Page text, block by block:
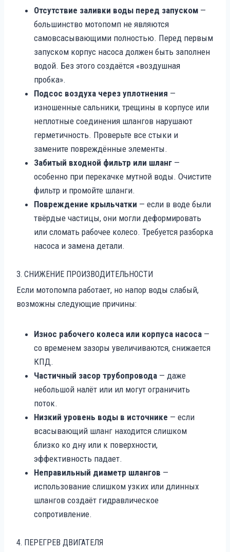
Отсутствие заливки воды перед запуском —
большинство мотопомп не являются
самовсасывающими полностью. Перед первым
запуском корпус насоса должен быть заполнен
водой. Без этого создаётся «воздушная
пробка».
Подсос воздуха через уплотнения —
изношенные сальники, трещины в корпусе или
неплотные соединения шлангов нарушают
герметичность. Проверьте все стыки и
замените повреждённые элементы.
Забитый входной фильтр или шланг —
особенно при перекачке мутной воды. Очистите
фильтр и промойте шланги.
Повреждение крыльчатки — если в воде были
твёрдые частицы, они могли деформировать
или сломать рабочее колесо. Требуется разборка
насоса и замена детали.
3. СНИЖЕНИЕ ПРОИЗВОДИТЕЛЬНОСТИ
Если мотопомпа работает, но напор воды слабый,
возможны следующие причины:
Износ рабочего колеса или корпуса насоса —
со временем зазоры увеличиваются, снижается
КПД.
Частичный засор трубопровода — даже
небольшой налёт или ил могут ограничить
поток.
Низкий уровень воды в источнике — если
всасывающий шланг находится слишком
близко ко дну или к поверхности,
эффективность падает.
Неправильный диаметр шлангов —
использование слишком узких или длинных
шлангов создаёт гидравлическое
сопротивление.
4. ПЕРЕГРЕВ ДВИГАТЕЛЯ